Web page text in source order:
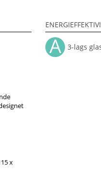
x
3-lags